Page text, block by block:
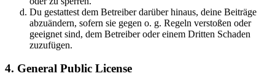
Du gestattest dem Betreiber darüber hinaus, deine Beiträge
abzuändern, sofern sie gegen o. g. Regeln verstoßen oder
geeignet sind, dem Betreiber oder einem Dritten Schaden
zuzufügen.
4. General Public License